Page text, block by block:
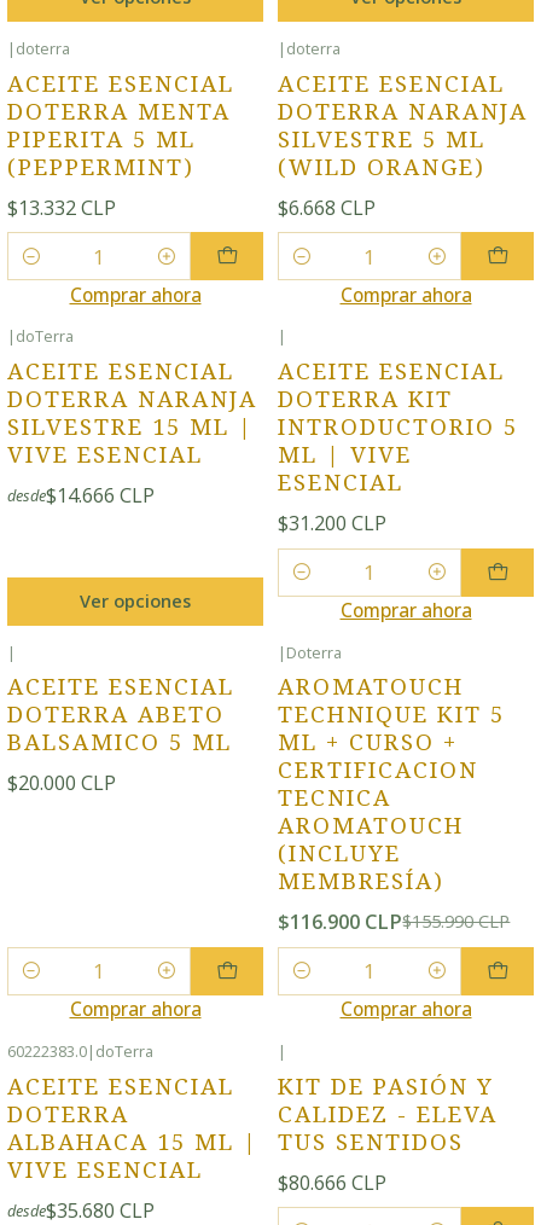
| doterra
ACEITE ESENCIAL
DOTERRA MENTA
PIPERITA 5 ML
(PEPPERMINT)
$13.332 CLP
Cantidad
Comprar ahora
| doterra
ACEITE ESENCIAL
DOTERRA NARANJA
SILVESTRE 5 ML
(WILD ORANGE)
$6.668 CLP
Cantidad
Comprar ahora
| doTerra
ACEITE ESENCIAL
DOTERRA NARANJA
SILVESTRE 15 ML |
VIVE ESENCIAL
desde$14.666 CLP
Ver opciones
|
ACEITE ESENCIAL
DOTERRA KIT
INTRODUCTORIO 5
ML | VIVE
ESENCIAL
$31.200 CLP
Cantidad
Comprar ahora
|
ACEITE ESENCIAL
DOTERRA ABETO
BALSAMICO 5 ML
$20.000 CLP
Cantidad
Comprar ahora
| Doterra
AROMATOUCH
TECHNIQUE KIT 5
ML + CURSO +
CERTIFICACION
TECNICA
AROMATOUCH
(INCLUYE
MEMBRESÍA)
$116.900 CLP$155.990 CLP
Cantidad
Comprar ahora
60222383.0| doTerra
ACEITE ESENCIAL
DOTERRA
ALBAHACA 15 ML |
VIVE ESENCIAL
desde$35.680 CLP
|
KIT DE PASIÓN Y
CALIDEZ - ELEVA
TUS SENTIDOS
$80.666 CLP